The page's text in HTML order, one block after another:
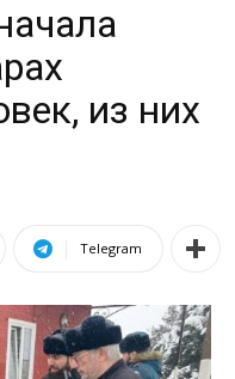
из них
Telegram